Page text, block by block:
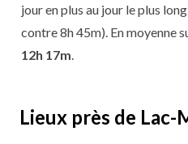
jour en plus au jour le plus
contre 8h 45m). En moyenne
12h 17m
Lieux près de